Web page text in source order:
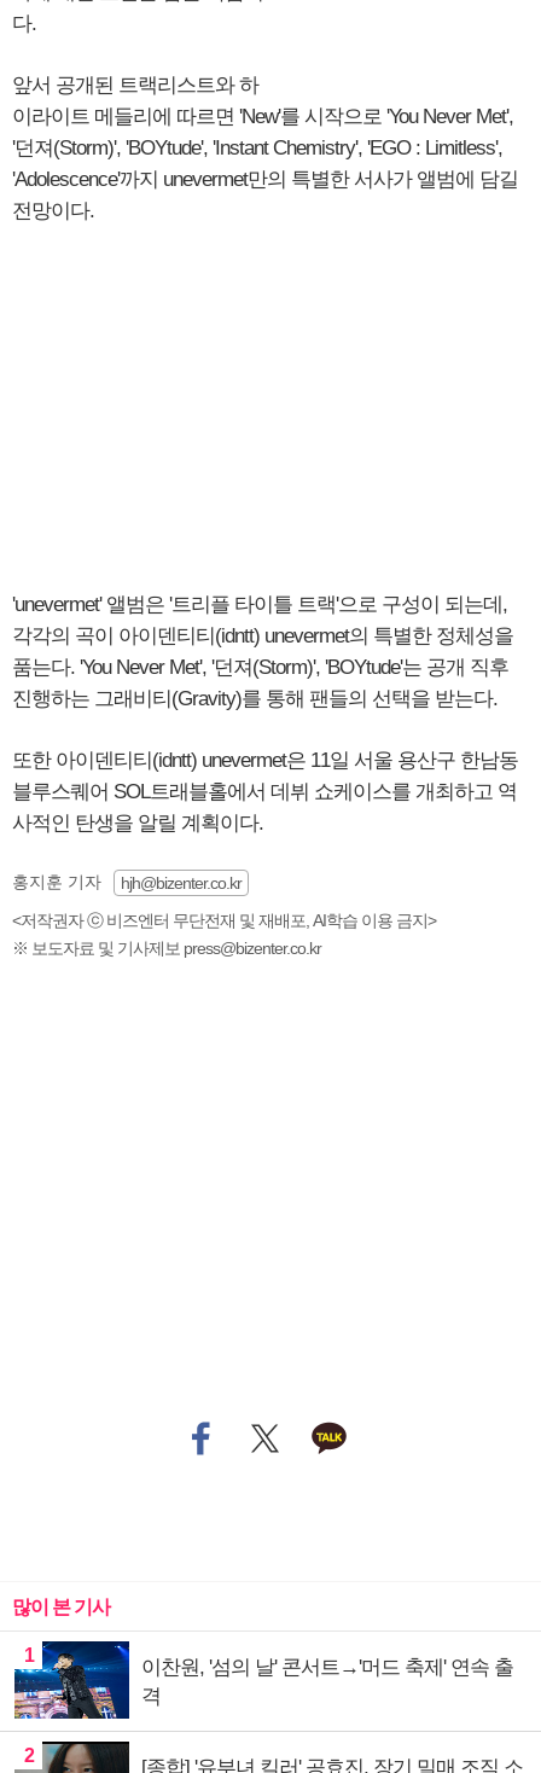
다.
앞서 공개된 트랙리스트와 하
이라이트 메들리에 따르면 'New'를 시작으로 'You Never Met',
'던져(Storm)', 'BOYtude', 'Instant Chemistry', 'EGO : Limitless',
'Adolescence'까지 unevermet만의 특별한 서사가 앨범에 담길
전망이다.
'unevermet' 앨범은 '트리플 타이틀 트랙'으로 구성이 되는데,
각각의 곡이 아이덴티티(idntt) unevermet의 특별한 정체성을
품는다. 'You Never Met', '던져(Storm)', 'BOYtude'는 공개 직후
진행하는 그래비티(Gravity)를 통해 팬들의 선택을 받는다.
또한 아이덴티티(idntt) unevermet은 11일 서울 용산구 한남동
블루스퀘어 SOL트래블홀에서 데뷔 쇼케이스를 개최하고 역
사적인 탄생을 알릴 계획이다.
홍지훈 기자
hjh@bizenter.co.kr
<저작권자 ⓒ 비즈엔터 무단전재 및 재배포, AI학습 이용 금지>
※ 보도자료 및 기사제보 press@bizenter.co.kr
많이 본 기사
1
이찬원, '섬의 날' 콘서트→'머드 축제' 연속 출
격
2
[종합] '유부녀 킬러' 공효진, 장기 밀매 조직 소